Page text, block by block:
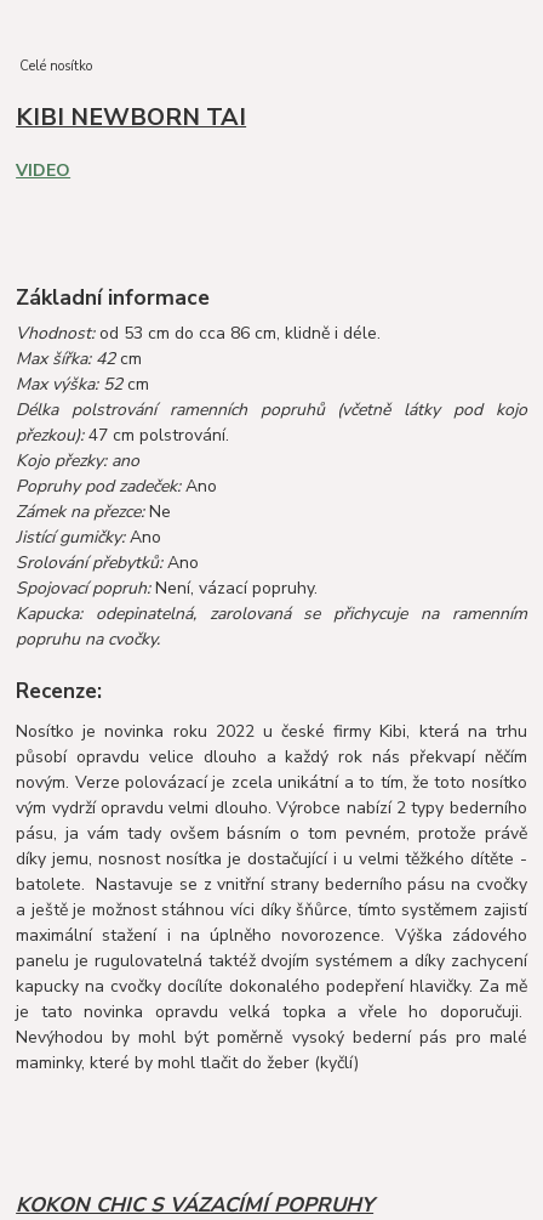
Celé nosítko
KIBI NEWBORN TAI
VIDEO
Základní informace
Vhodnost:od 53 cm do cca 86 cm, klidně i déle.
Max šířka: 42cm
Max výška: 52cm
Délka polstrování ramenních popruhů (včetně látky pod kojo
přezkou):47 cm polstrování.
Kojo přezky: ano
Popruhy pod zadeček:Ano
Zámek na přezce:Ne
Jistící gumičky:Ano
Srolování přebytků:Ano
Spojovací popruh:Není, vázací popruhy.
Kapucka: odepinatelná, zarolovaná se přichycuje na ramenním
popruhu na cvočky.
Recenze:
Nosítko je novinka roku 2022 u české firmy Kibi, která na trhu
působí opravdu velice dlouho a každý rok nás překvapí něčím
novým. Verze polovázací je zcela unikátní a to tím, že toto nosítko
vým vydrží opravdu velmi dlouho. Výrobce nabízí 2 typy bederního
pásu, ja vám tady ovšem básním o tom pevném, protože právě
díky jemu, nosnost nosítka je dostačující i u velmi těžkého dítěte -
batolete. Nastavuje se z vnitřní strany bederního pásu na cvočky
a ještě je možnost stáhnou víci díky šňůrce, tímto systěmem zajistí
maximální stažení i na úplněho novorozence. Výška zádového
panelu je rugulovatelná taktéž dvojím systémem a díky zachycení
kapucky na cvočky docílíte dokonalého podepření hlavičky. Za mě
je tato novinka opravdu velká topka a vřele ho doporučuji.
Nevýhodou by mohl být poměrně vysoký bederní pás pro malé
maminky, které by mohl tlačit do žeber (kyčlí)
KOKON CHIC S VÁZACÍMÍ POPRUHY